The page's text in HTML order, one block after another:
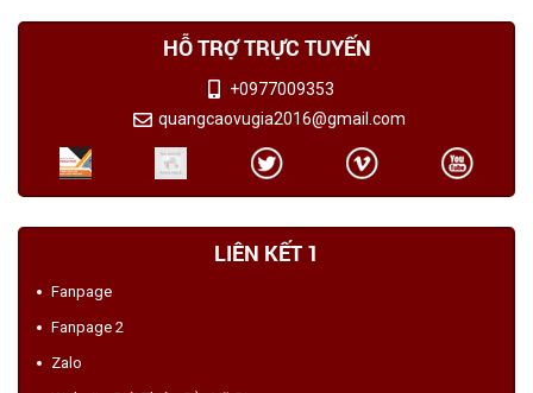
HỖ TRỢ TRỰC TUYẾN
+0977009353
quangcaovugia2016@gmail.com
LIÊN KẾT 1
Fanpage
Fanpage 2
Zalo